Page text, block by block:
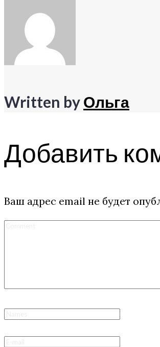
Written byОльга
Добавить
Ваш адрес email не будет